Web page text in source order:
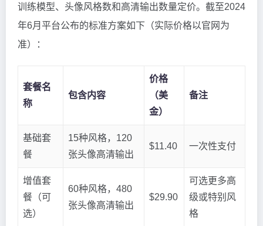
训练模型、头像风格数和高清输出数量定价。截至2024
年6月平台公布的标准方案如下（实际价格以官网为
准）：
套餐名
称
包含内容
价格
（美
金）
备注
基础套
餐
15种风格，120
张头像高清输出
$11.40 一次性支付
增值套
餐（可
选）
60种风格，480
张头像高清输出
$29.90
可选更多高
级或特别风
格